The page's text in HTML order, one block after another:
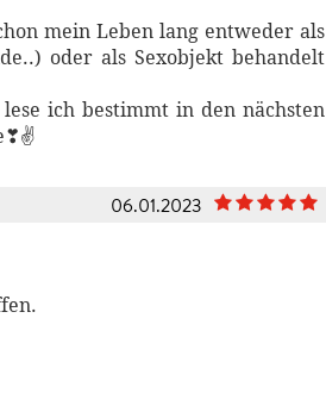
mein Leben lang entweder als
oder als Sexobjekt behandelt
ich bestimmt in den nächsten
06.01.2023